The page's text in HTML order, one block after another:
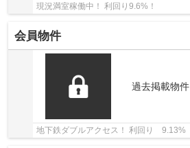
現況満室稼働中！ 利回り9.6%！
会員物件
過去掲載物件
地下鉄ダブルアクセス！ 利回り 9.13%